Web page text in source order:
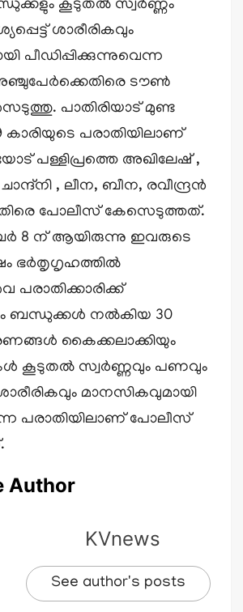
കൂടുതൽ സ്വർണ്ണം
ശാരീരികവും
പീഡിപ്പിക്കുന്നുവെന്ന
ടൗൺ
പാതിരിയാട് മുണ്ട
കാരിയുടെ പരാതിയിലാണ്
പള്ളിപ്രത്തെ അഖിലേഷ് ,
, ലീന, ബീന, രവീന്ദ്രൻ
പോലീസ് കേസെടുത്തത്.
8 ന് ആയിരുന്നു ഇവരുടെ
ഭർതൃഗൃഹത്തിൽ
പരാതിക്കാരിക്ക്
ബന്ധുക്കൾ നൽകിയ 30
കൈക്കലാക്കിയും
കൂടുതൽ സ്വർണ്ണവും പണവും
മാനസികവുമായി
പരാതിയിലാണ് പോലീസ്
Author
KVnews
See author's posts